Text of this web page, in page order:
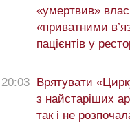
«умертвив»
«приватними
пацієнтів у
20:03 Врятувати
з найстаріших
так і не